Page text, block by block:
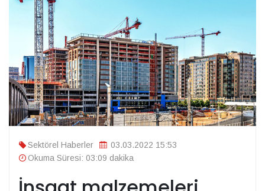
Sektörel Haberler
03.03.2022 15:53
Okuma Süresi: 03:09 dakika